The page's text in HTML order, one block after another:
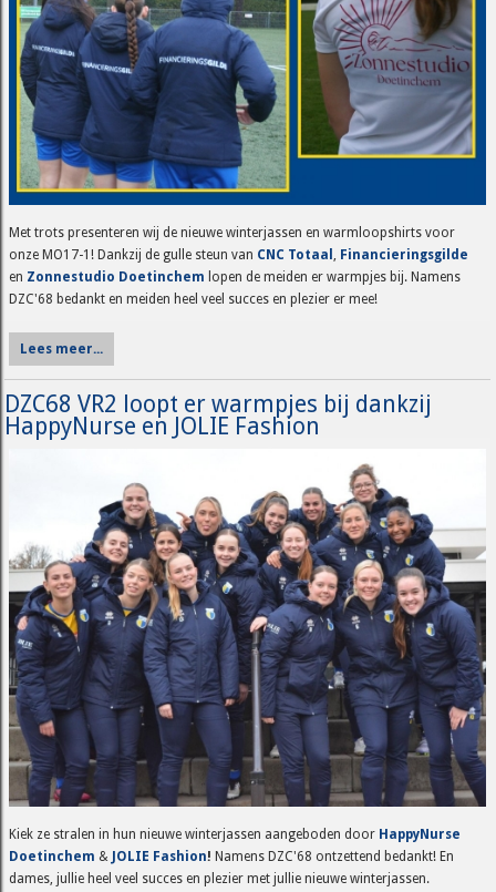
Met trots presenteren wij de nieuwe winterjassen en warmloopshirts voor
onze MO17-1! Dankzij de gulle steun van CNC Totaal, Financieringsgilde
en Zonnestudio Doetinchem lopen de meiden er warmpjes bij. Namens
DZC'68 bedankt en meiden heel veel succes en plezier er mee!
Lees meer...
DZC68 VR2 loopt er warmpjes bij dankzij
HappyNurse en JOLIE Fashion
Kiek ze stralen in hun nieuwe winterjassen aangeboden door HappyNurse
Doetinchem & JOLIE Fashion!Namens DZC'68 ontzettend bedankt! En
dames, jullie heel veel succes en plezier met jullie nieuwe winterjassen.